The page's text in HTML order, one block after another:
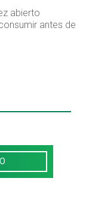
abierto
antes de